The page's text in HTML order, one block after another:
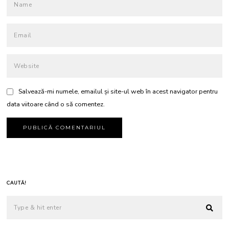
Salvează-mi numele, emailul și site-ul web în acest navigator pentru
data viitoare când o să comentez.
CAUTĂ!